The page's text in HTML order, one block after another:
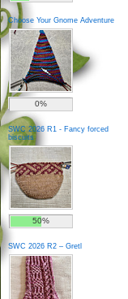
Choose Your Gnome Adventure
0%
SWC 2026 R1 - Fancy forced
biscuits
50%
SWC 2026 R2 – Gretl